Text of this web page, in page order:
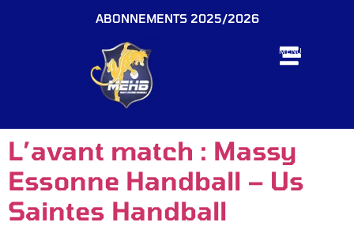
ABONNEMENTS 2025/2026
MENU
L’avant match : Massy
Essonne Handball – Us
Saintes Handball